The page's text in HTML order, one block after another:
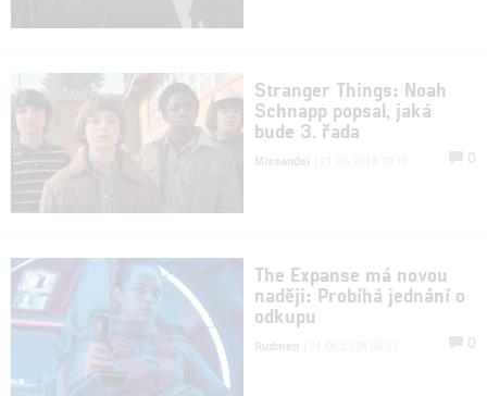
Stranger Things: Noah
Schnapp popsal, jaká
bude 3. řada
Missandei 0
The Expanse má novou
naději: Probíhá jednání o
odkupu
Rudmen 0